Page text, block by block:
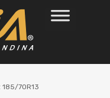
185/70R13